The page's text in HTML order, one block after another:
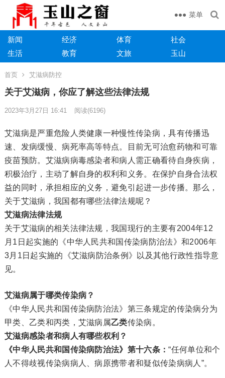
菜单
新闻 经济 体育
社会
生活
教育 文旅 玉山
首页 艾滋病防控
关于艾滋病，你应了解这些法律法规
2023年3月27日 16:41 阅读(6196)
艾滋病是严重危险人类健康一种慢性传染病，具有传播迅
速、发病缓慢、病死率高等特点。目前无可治愈药物和可靠
疫苗预防。艾滋病病毒感染者和病人需正确看待自身疾病，
积极治疗，主动了解自身的权利和义务。在保护自身合法权
益的同时，承担相应的义务，避免引起进一步传播。那么，
关于艾滋病，我国都有哪些法律法规呢？
艾滋病法律法规
关于艾滋病的相关法律法规，我国现行的主要有2004年12
月1日起实施的《中华人民共和国传染病防治法》和2006年
3月1日起实施的《艾滋病防治条例》以及其他行政性指导意
见。
艾滋病属于哪类传染病？
《中华人民共和国传染病防治法》第三条规定的传染病分为
甲类、乙类和丙类，艾滋病属乙类传染病。
艾滋病感染者和病人有哪些权利？
《中华人民共和国传染病防治法》第十六条：“任何单位和个
人不得歧视传染病病人、病原携带者和疑似传染病病人”。